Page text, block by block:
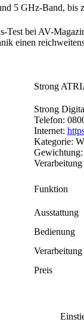
5 GHz-Band,
bei AV-
einen
Strong
Strong
Telefon:
Internet:
Kategorie:
Funktion
Ausstattung
Bedienung
Verarbeitung
Preis